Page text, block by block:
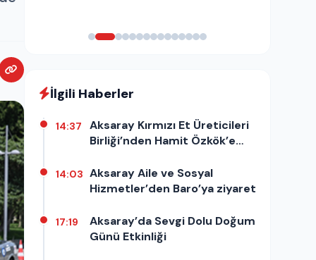
İlgili Haberler
14:37
Aksaray Kırmızı Et Üreticileri
Birliği’nden Hamit Özkök’e
14:03 Aksaray Aile ve Sosyal
Hizmetler’den Baro’ya ziyaret
17:19
Aksaray’da Sevgi Dolu Doğum
Günü Etkinliği